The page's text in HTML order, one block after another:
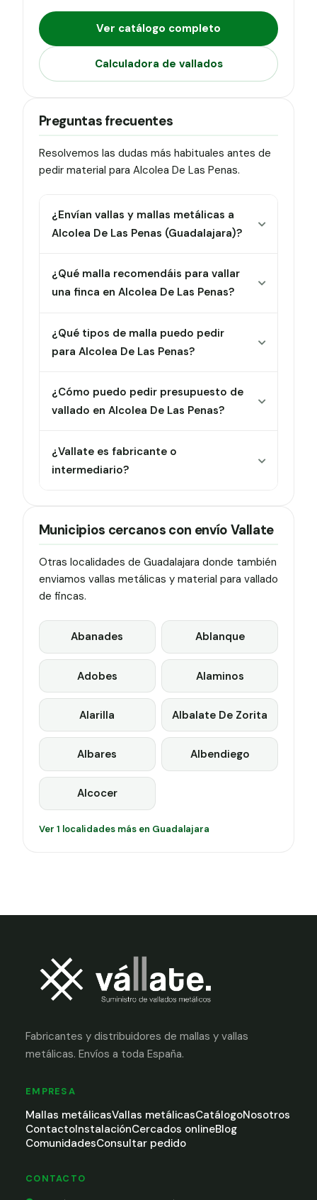
Ver catálogo completo
Calculadora de vallados
Preguntas frecuentes
Resolvemos las dudas más habituales antes de
pedir material para Alcolea De Las Penas.
¿Envían vallas y mallas metálicas a
Alcolea De Las Penas (Guadalajara)?
¿Qué malla recomendáis para vallar
una finca en Alcolea De Las Penas?
¿Qué tipos de malla puedo pedir
para Alcolea De Las Penas?
¿Cómo puedo pedir presupuesto de
vallado en Alcolea De Las Penas?
¿Vallate es fabricante o
intermediario?
Municipios cercanos con envío Vallate
Otras localidades de Guadalajara donde también
enviamos vallas metálicas y material para vallado
de fincas.
Abanades Ablanque
Adobes Alaminos
Alarilla Albalate De Zorita
Albares Albendiego
Alcocer
Ver 1 localidades más en Guadalajara
Fabricantes y distribuidores de mallas y vallas
metálicas. Envíos a toda España.
EMPRESA
Mallas metálicasVallas metálicasCatálogoNosotros
ContactoInstalaciónCercados onlineBlog
ComunidadesConsultar pedido
CONTACTO